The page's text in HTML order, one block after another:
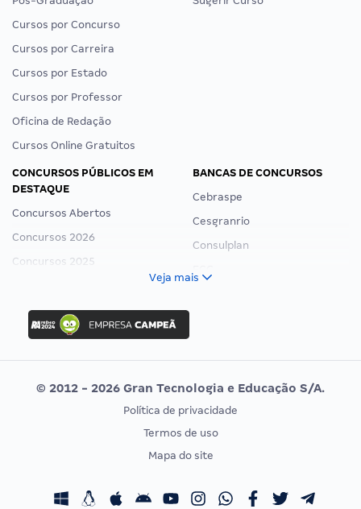
Cursos por Concurso
Cursos por Carreira
Cursos por Estado
Cursos por Professor
Oficina de Redação
Cursos Online Gratuitos
CONCURSOS PÚBLICOS EM
DESTAQUE
Concursos Abertos
Concursos 2026
Concursos 2025
Concurso Ibama
Concurso MPU
Editais publicados
BANCAS DE CONCURSOS
Cebraspe
Cesgranrio
Consulplan
Vunesp
CONCURSOS POR PROFISSÃO
Concursos Fiscais
EXAME DE ORDEM
Calendário OAB
Veja mais
© 2012 - 2026 Gran Tecnologia e Educação S/A.
Política de privacidade
Termos de uso
Mapa do site